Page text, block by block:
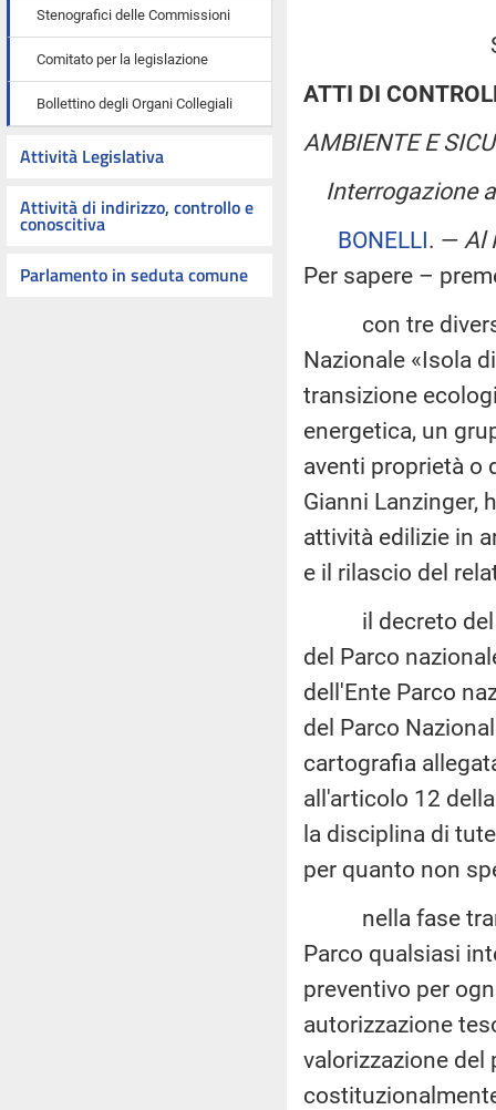
Stenografici delle Commissioni
Comitato per la legislazione
Bollettino degli Organi Collegiali
Attività Legislativa
Attività di indirizzo, controllo e
conoscitiva
Parlamento in seduta comune
ATTI DI
AMBIENTE E
Interrogazione
BONELLI. — Al
Per sapere –
con tre diversi
Nazionale «Isola
transizione
energetica, un
aventi proprietà o
Gianni Lanzinger,
attività edilizie in
e il rilascio del
il decreto del
del Parco
dell'Ente Parco
del Parco
cartografia
all'articolo 12
la disciplina di
per quanto non
nella fase
Parco qualsiasi
preventivo per
autorizzazione
valorizzazione del